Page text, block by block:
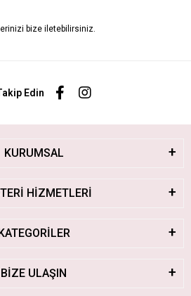
bize iletebilirsiniz.
Edin
KURUMSAL
HİZMETLERİ
BİZE ULAŞIN